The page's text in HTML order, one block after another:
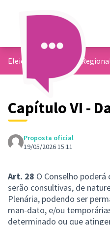
Eleições do Conselho
Capítulo VI -
Proposta oficial
19/05/2026 15:11
Art. 28 O Conselho
serão consultivas, de
Plenária, podendo ser
man-dato, e/ou
determinado ou que